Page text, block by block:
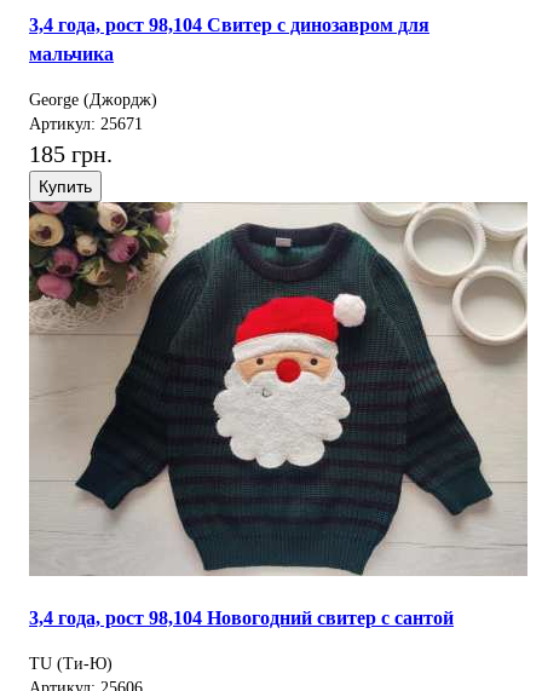
3,4 года, рост 98,104 Свитер с динозавром для
мальчика
George (Джордж)
Артикул: 25671
185 грн.
Купить
3,4 года, рост 98,104 Новогодний свитер с сантой
TU (Ти-Ю)